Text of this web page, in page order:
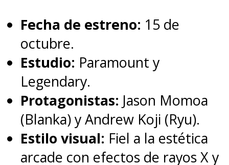
, la cual
estrenó su primera temporada
en septiembre de 2022 y se
transformó en la serie más cara
de la historia.
Fecha de estreno: 15 de
octubre.
Estudio: Paramount y
Legendary.
Protagonistas: Jason Momoa
(Blanka) y Andrew Koji (Ryu).
Estilo visual: Fiel a la estética
arcade con efectos de rayos X y